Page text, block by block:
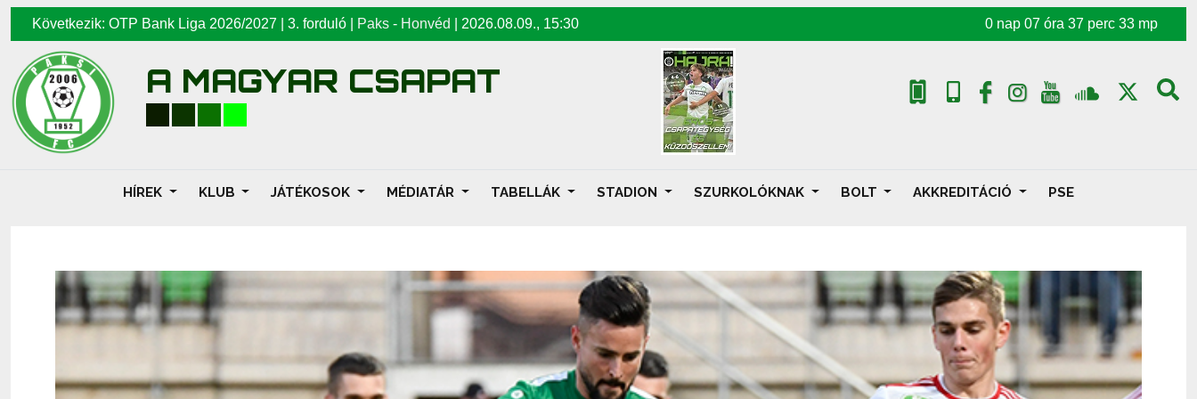
Következik: OTP Bank Liga 2026/2027 | 3. forduló | Paks - Honvéd 2026.08.09., 15:30 0 nap 07 óra 37 perc 31 mp
A MAGYAR CSAPAT
HÍREK KLUB JÁTÉKOSOK MÉDIATÁR TABELLÁK STADION SZURKOLÓKNAK BOLT AKKREDITÁCIÓ PSE